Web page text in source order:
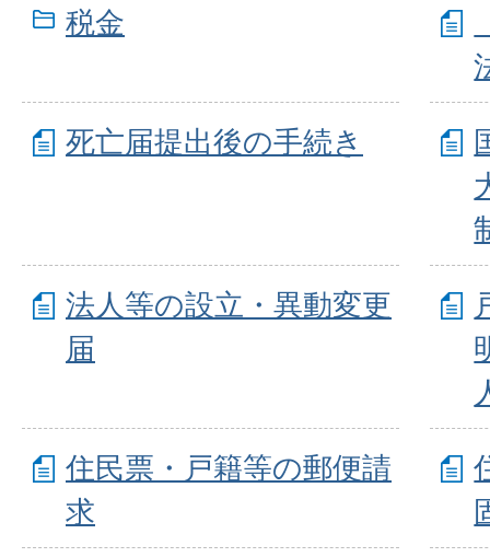
税金
死亡届提出後の手続き
法人等の設立・異動変更
届
住民票・戸籍等の郵便請
求